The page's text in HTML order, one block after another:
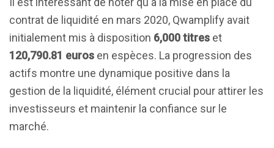
contrat de liquidité en mars 2020, Qwamplify avait
initialement mis à disposition 6,000 titres et
120,790.81 euros en espèces. La progression des
actifs montre une dynamique positive dans la
gestion de la liquidité, élément crucial pour attirer les
investisseurs et maintenir la confiance sur le
marché.